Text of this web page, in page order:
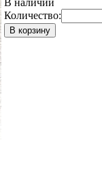
В наличии
Количество:
В корзину